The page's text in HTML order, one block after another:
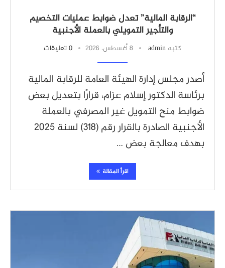
“الرقابة المالية” تعدل ضوابط عمليات التخصيم
والتأجير التمويلي بالعملة الأجنبية
كتبه admin 8 أغسطس، 2026 0 تعليقات
أصدر مجلس إدارة الهيئة العامة للرقابة المالية
برئاسة الدكتور إسلام عزام، قرارًا بتعديل بعض
ضوابط منح التمويل غير المصرفي بالعملة
الأجنبية الصادرة بالقرار رقم (318) لسنة 2025
بهدف معالجة بعض …
اقرأ المقالة